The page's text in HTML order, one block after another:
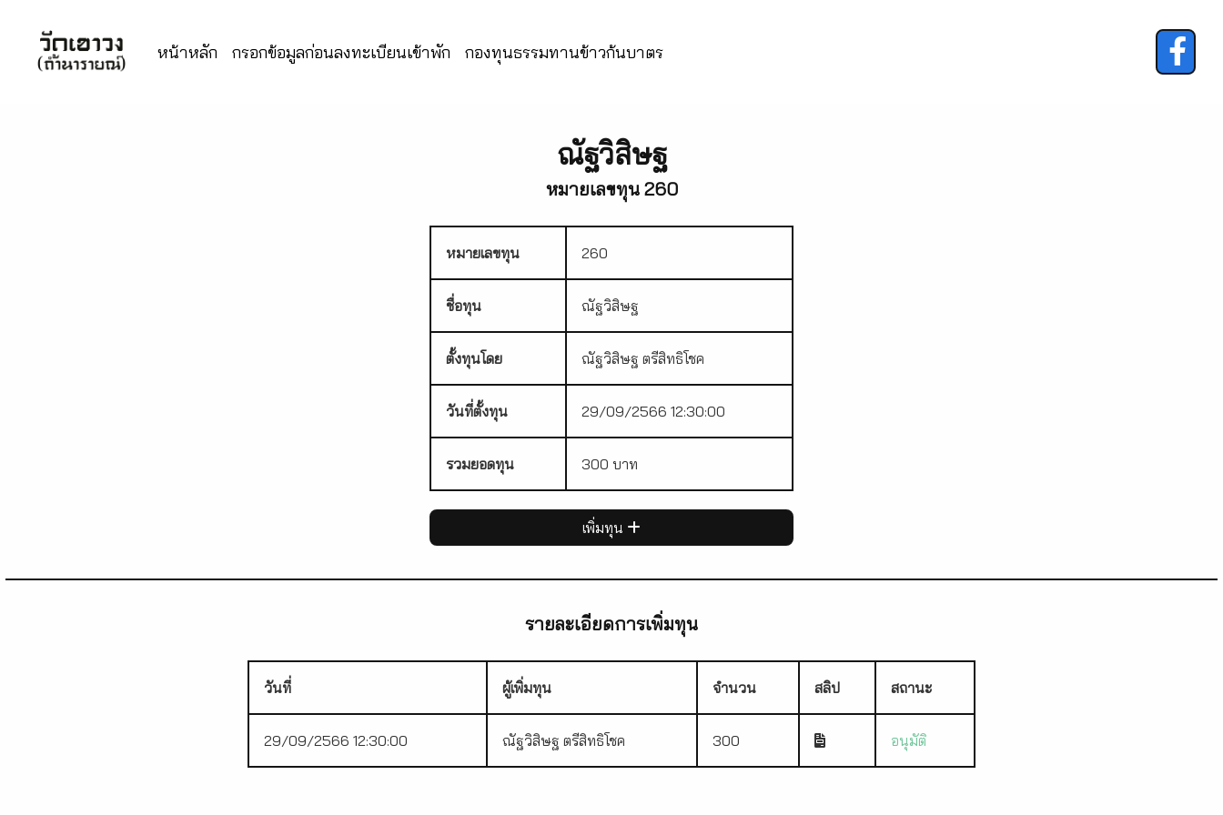
หน้าหลัก กรอกข้อมูลก่อนลงทะเบียนเข้าพัก กองทุนธรรมทานข้าวก้นบาตร
ณัฐวิสิษฐ
หมายเลขทุน 260
หมายเลขทุน 260
ชื่อทุน ณัฐวิสิษฐ
ตั้งทุนโดย ณัฐวิสิษฐ ตรีสิทธิโชค
วันที่ตั้งทุน 29/09/2566 12:30:00
รวมยอดทุน 300 บาท
เพิ่มทุน
รายละเอียดการเพิ่มทุน
วันที่ ผู้เพิ่มทุน จำนวน สลิป สถานะ
29/09/2566 12:30:00 ณัฐวิสิษฐ ตรีสิทธิโชค 300 อนุมัติ